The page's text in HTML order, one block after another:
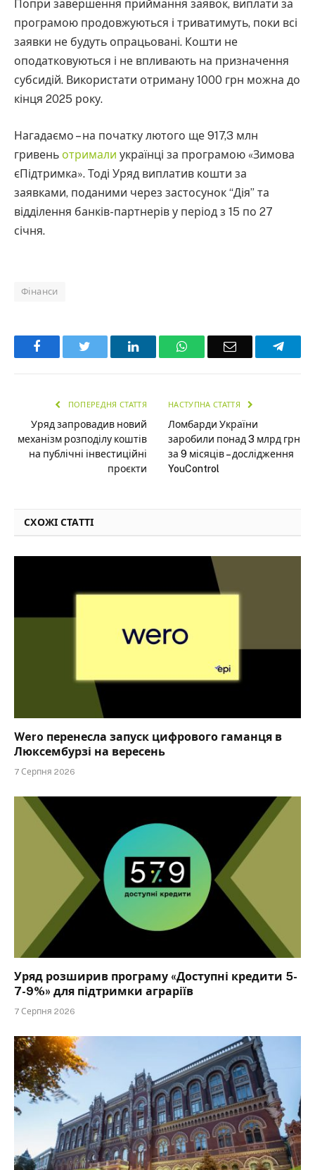
Попри завершення приймання заявок, виплати за
програмою продовжуються і триватимуть, поки всі
заявки не будуть опрацьовані. Кошти не
оподатковуються і не впливають на призначення
субсидій. Використати отриману 1000 грн можна до
кінця 2025 року.
Нагадаємо – на початку лютого ще 917,3 млн
гривень отримали українці за програмою «Зимова
єПідтримка». Тоді Уряд виплатив кошти за
заявками, поданими через застосунок “Дія” та
відділення банків-партнерів у період з 15 по 27
січня.
Фінанси
Facebook LinkedInWhatsAppEmail
ПОПЕРЕДНЯ СТАТТЯ
Уряд запровадив новий
механізм розподілу коштів
на публічні інвестиційні
проєкти
НАСТУПНА СТАТТЯ
Ломбарди України
заробили понад 3 млрд грн
за 9 місяців – дослідження
YouControl
СХОЖІ СТАТТІ
Wero перенесла запуск цифрового гаманця в
Люксембурзі на вересень
7 Серпня 2026
Уряд розширив програму «Доступні кредити 5-
7-9%» для підтримки аграріїв
7 Серпня 2026